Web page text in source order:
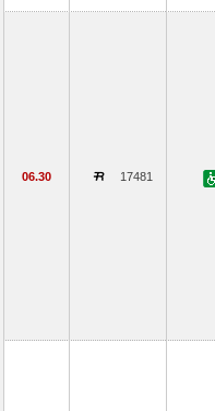
06.30 17481